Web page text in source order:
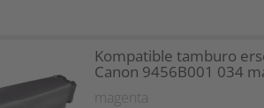
Kompatible tamburo
Canon 9456B001 034
magenta